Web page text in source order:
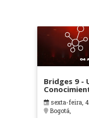
Bridges 9 -
sexta-feira, 4
Bogotá,